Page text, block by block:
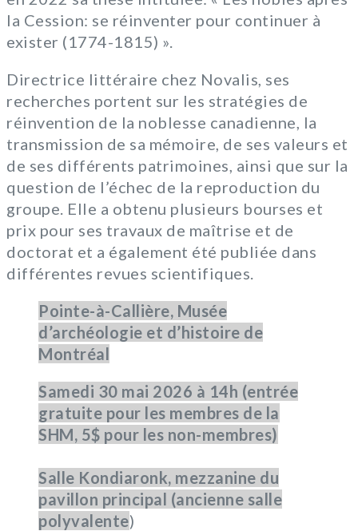
la Cession: se réinventer pour continuer à
exister (1774-1815) ».
Directrice littéraire chez Novalis, ses
recherches portent sur les stratégies de
réinvention de la noblesse canadienne, la
transmission de sa mémoire, de ses valeurs et
de ses différents patrimoines, ainsi que sur la
question de l’échec de la reproduction du
groupe. Elle a obtenu plusieurs bourses et
prix pour ses travaux de maîtrise et de
doctorat et a également été publiée dans
différentes revues scientifiques.
Pointe-à-Callière, Musée
d’archéologie et d’histoire de
Montréal
Samedi 30 mai 2026 à 14h (entrée
gratuite pour les membres de la
SHM, 5$ pour les non-membres)
Salle Kondiaronk, mezzanine du
pavillon principal (ancienne salle
polyvalente)